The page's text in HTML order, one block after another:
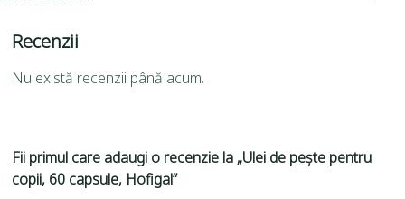
Recenzii
Nu există recenzii până acum.
Fii primul care adaugi o recenzie la „Ulei de pește pentru
copii, 60 capsule, Hofigal”